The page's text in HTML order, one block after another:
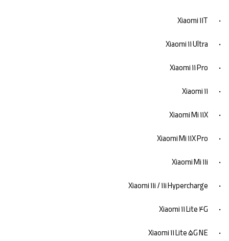
• Xiaomi 11T
• Xiaomi 11 Ultra
• Xiaomi 11 Pro
• Xiaomi 11
• Xiaomi Mi 11X
• Xiaomi Mi 11X Pro
• Xiaomi Mi 11i
• Xiaomi 11i / 11i Hypercharge
• Xiaomi 11 Lite 4G
• Xiaomi 11 Lite 5G NE